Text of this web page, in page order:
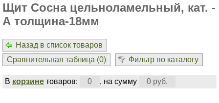
Щит Сосна цельноламельный, кат. -
А толщина-18мм
Назад в список товаров
Сравнительная таблица (0) Фильтр по каталогу
В корзинетоваров: 0 , на сумму 0 руб.